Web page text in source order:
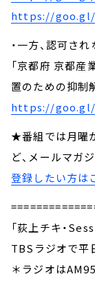
https://goo.gl/
・一方、認可さ
「京都府 京都産
置のための抑制
https://goo.gl/
★番組では月曜
ど、メールマガ
登録したい方は
「荻上チキ・
TBSラジオで平
＊ラジオは